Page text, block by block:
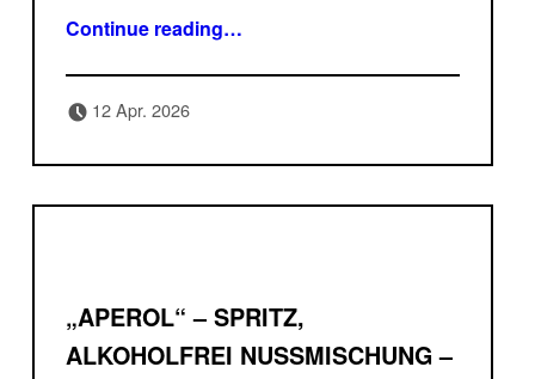
Continue reading…
12 Apr. 2026
„APEROL“ – SPRITZ,
ALKOHOLFREI NUSSMISCHUNG –